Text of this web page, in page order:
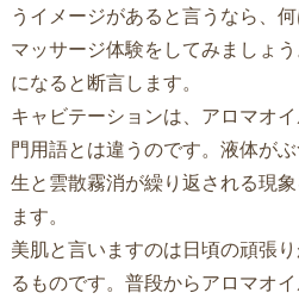
うイメージがあると言うなら、
マッサージ体験をしてみましょ
になると断言します。
キャビテーションは、アロマオ
門用語とは違うのです。液体が
生と雲散霧消が繰り返される現
ます。
美肌と言いますのは日頃の頑張
るものです。普段からアロマオ